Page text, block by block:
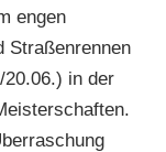
und
Wieseck,
RSV
Limburg,
Rundstrecke,
engen
Straßenrennen
20.06.) in der